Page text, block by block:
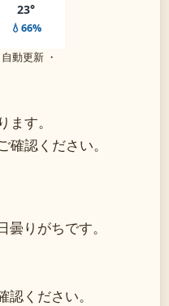
23°
💧66%
自動更新 ・
す。
認ください。
りがちです。
ください。